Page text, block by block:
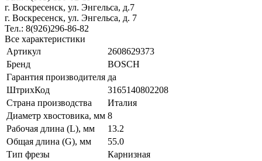
г. Воскресенск, ул. Энгельса, д.7
г. Воскресенск, ул. Энгельса, д. 7
Тел.: 8(926)296-86-82
Все характеристики
Артикул
2608629373
Бренд
BOSCH
Гарантия производителя да
ШтрихКод
3165140802208
Страна производства
Италия
Диаметр хвостовика, мм 8
Рабочая длина (L), мм
13.2
Общая длина (G), мм
55.0
Тип фрезы
Карнизная